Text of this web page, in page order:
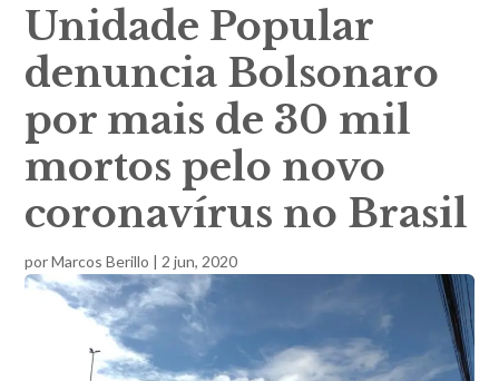
Unidade Popular
denuncia Bolsonaro
por mais de 30 mil
mortos pelo novo
coronavírus no Brasil
porMarcos Berillo | 2 jun, 2020